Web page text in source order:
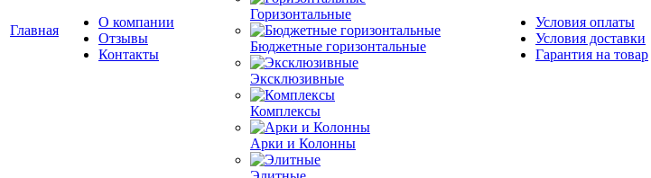
Главная
О компании
Отзывы
Контакты
Горизонтальные
Бюджетные горизонтальные
Эксклюзивные
Комплексы
Арки и Колонны
Условия оплаты
Условия доставки
Гарантия на товар